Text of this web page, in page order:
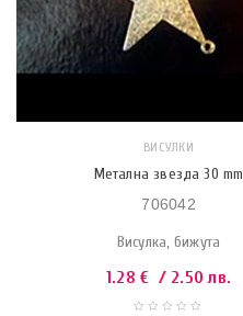
ВИСУЛКИ
Метална звезда 30 mm
706042
Висулка, бижута
1.28€ / 2.50 лв.